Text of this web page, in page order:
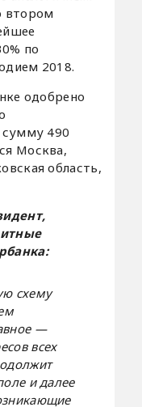
втором
по
2018.
одобрено
сумму 490
Москва,
область,
схему
—
всех
и далее